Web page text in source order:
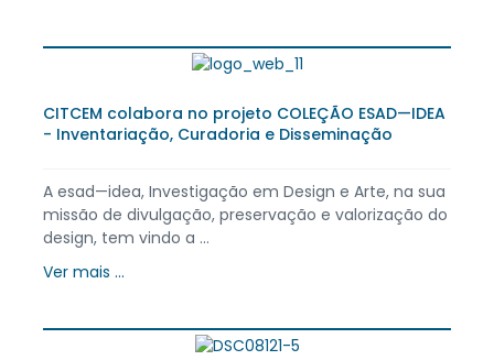
CITCEM colabora no projeto COLEÇÃO ESAD—IDEA
- Inventariação, Curadoria e Disseminação
A esad—idea, Investigação em Design e Arte, na sua
missão de divulgação, preservação e valorização do
design, tem vindo a ...
Ver mais ...